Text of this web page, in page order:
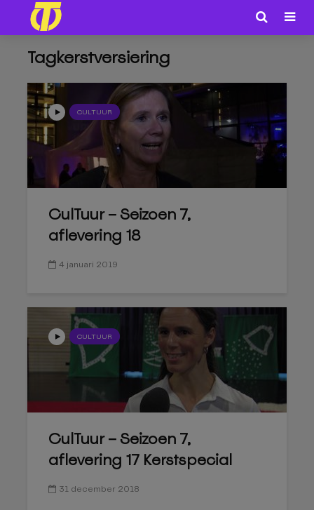
Tagkerstversiering
CULTUUR
CulTuur – Seizoen 7,
aflevering 18
4 januari 2019
CULTUUR
CulTuur – Seizoen 7,
aflevering 17 Kerstspecial
31 december 2018